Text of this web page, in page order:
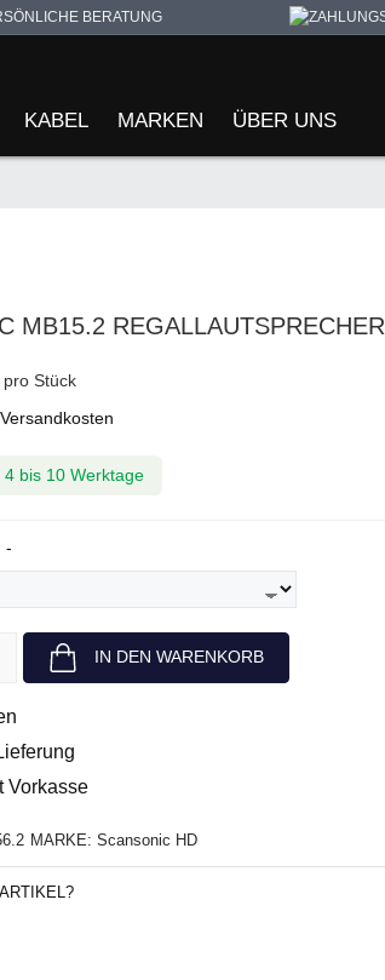
BERATUNG
KABEL MARKEN ÜBER UNS
MB15.2 REGALLAUTSPRECHER
pro Stück
4 bis 10 Werktage
-
IN DEN WARENKORB
MARKE: Scansonic HD